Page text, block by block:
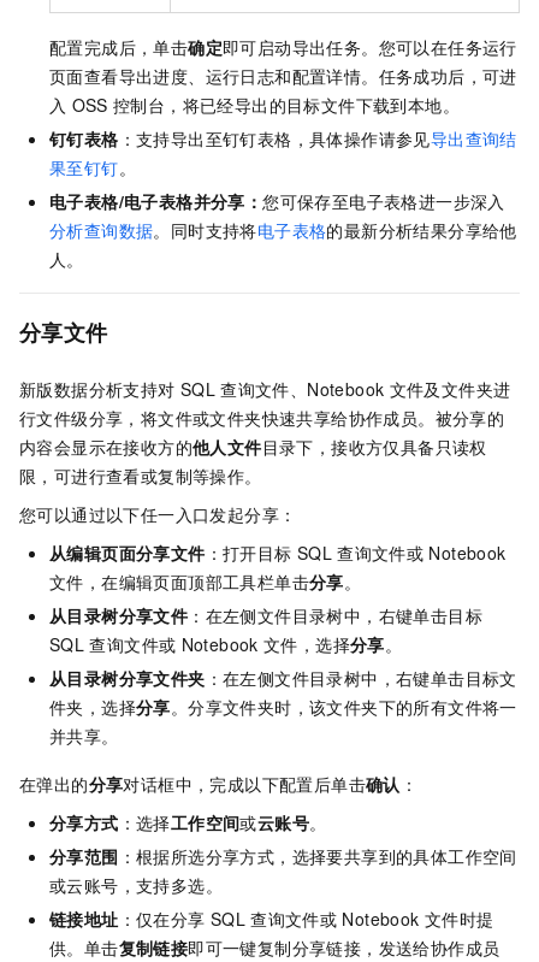
配置完成后，单击确定即可启动导出任务。您可以在任务运行
页面查看导出进度、运行日志和配置详情。任务成功后，可进
入 OSS 控制台，将已经导出的目标文件下载到本地。
钉钉表格 ：支持导出至钉钉表格，具体操作请参见导出查询结
果至钉钉。
电子表格/电子表格并分享：您可保存至电子表格进一步深入
分析查询数据。同时支持将电子表格的最新分析结果分享给他
人。
分享文件
新版数据分析支持对 SQL 查询文件、Notebook 文件及文件夹进
行文件级分享，将文件或文件夹快速共享给协作成员。被分享的
内容会显示在接收方的他人文件目录下，接收方仅具备只读权
限，可进行查看或复制等操作。
您可以通过以下任一入口发起分享：
从编辑页面分享文件 ：打开目标 SQL 查询文件或 Notebook
文件，在编辑页面顶部工具栏单击分享。
从目录树分享文件 ：在左侧文件目录树中，右键单击目标
SQL 查询文件或 Notebook 文件，选择分享。
从目录树分享文件夹 ：在左侧文件目录树中，右键单击目标文
件夹，选择分享。分享文件夹时，该文件夹下的所有文件将一
并共享。
在弹出的分享对话框中，完成以下配置后单击确认 ：
分享方式 ：选择工作空间或云账号。
分享范围 ：根据所选分享方式，选择要共享到的具体工作空间
或云账号，支持多选。
链接地址 ：仅在分享 SQL 查询文件或 Notebook 文件时提
供。单击复制链接即可一键复制分享链接，发送给协作成员